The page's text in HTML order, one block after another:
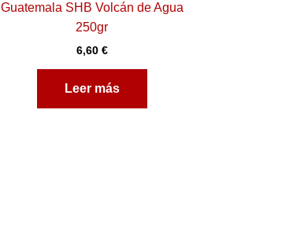
Guatemala SHB Volcán de Agua
250gr
6,60 €
Leer más